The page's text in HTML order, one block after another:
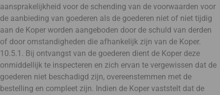
aansprakelijkheid voor de schending van de voorwaarden voor
de aanbieding van goederen als de goederen niet of niet tijdig
aan de Koper worden aangeboden door de schuld van derden
of door omstandigheden die afhankelijk zijn van de Koper.
10.5.1. Bij ontvangst van de goederen dient de Koper deze
onmiddellijk te inspecteren en zich ervan te vergewissen dat de
goederen niet beschadigd zijn, overeenstemmen met de
bestelling en compleet zijn. Indien de Koper vaststelt dat de